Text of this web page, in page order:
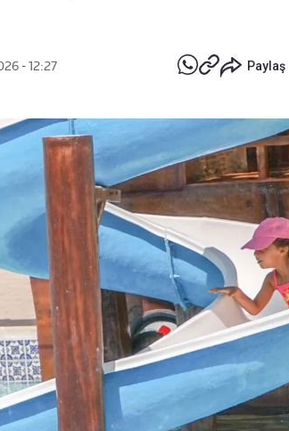
- 12:27 Paylaş